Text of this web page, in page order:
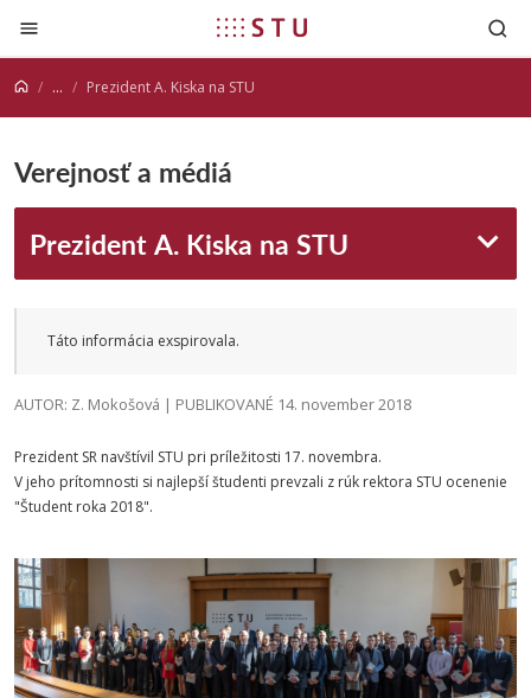
Prejsť na obsah
... Prezident A. Kiska na STU
Verejnosť a médiá
Prezident A. Kiska na STU
Táto informácia exspirovala.
AUTOR: Z. Mokošová | PUBLIKOVANÉ 14. november 2018
Prezident SR navštívil STU pri príležitosti 17. novembra.
V jeho prítomnosti si najlepší študenti prevzali z rúk rektora STU ocenenie
"Študent roka 2018".